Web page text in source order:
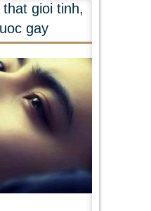
that gioi tinh,
gay